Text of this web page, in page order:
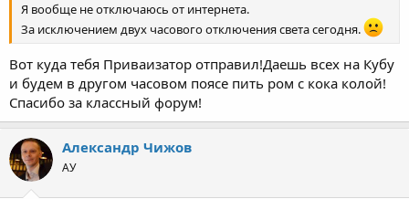
Я вообще не отключаюсь от интернета.
За исключением двух часового отключения света сегодня.
Вот куда тебя Приваизатор отправил!Даешь всех на Кубу
и будем в другом часовом поясе пить ром с кока колой!
Спасибо за классный форум!
Александр Чижов
АУ